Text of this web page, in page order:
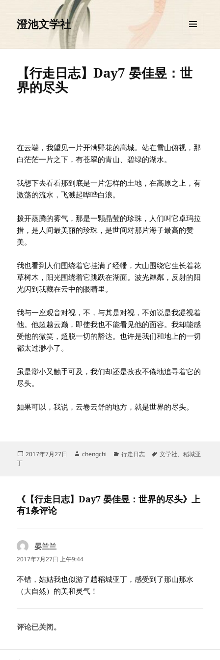
澄池文学社
挂件
【行走日志】Day7 晏佳昱：世
界的尽头
在云端，我望见一片开满野花的高城。站在雪山俯视，那
白茫茫一片之下，有苍翠的青山、碧绿的湖水。
我想下去看看那到底是一片怎样的土地，在高原之上，有
激荡的流水，飞溅起哗哗白浪。
拨开蒸腾的雾气，那是一颗晶莹的珍珠，人们叫它卓玛拉
措，是人间最美丽的珍珠，是世间对那片海子最高的赞
美。
我也看到人们围绕着它挂满了经幡，大山围绕它生长着花
草树木，阳光围绕着它跳跃在湖面。波光粼粼，反射的阳
光闪到我藏在云中的眼睛里。
我与一座观音对视，不，与其是对视，不如说是我凝视着
他。他超越云巅，即使我也不能看见他的面容。我却能感
受他的微笑，超脱一切的豁达。也许是我们和地上的一切
都太过渺小了。
虽是渺小又触手可及，我们却还是孜孜不倦地追寻着它的
尽头。
如果可以，我说，云卷云舒的地方，就是世界的尽头。
发
2017年7月27日
作
chengchi
分
行走日志
标
文学社、稻城亚
丁
《【行走日志】Day7 晏佳昱：世界的尽头》上
有1条评论
晏兰兰
道：
2017年7月27日 上午9:44
不错，姑姑我也似游了趟稻城亚丁，感受到了那山那水
（大自然）的美和灵气！
评论已关闭。